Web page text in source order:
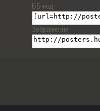
ББ-код
Зображення